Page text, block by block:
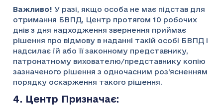
Важливо! У разі, якщо особа не має підстав для
отримання БВПД, Центр протягом 10 робочих
днів з дня надходження звернення приймає
рішення про відмову в наданні такій особі БВПД і
надсилає їй або її законному представнику,
патронатному вихователю/представнику копію
зазначеного рішення з одночасним роз’ясненням
порядку оскарження такого рішення.
4. Центр Призначає: